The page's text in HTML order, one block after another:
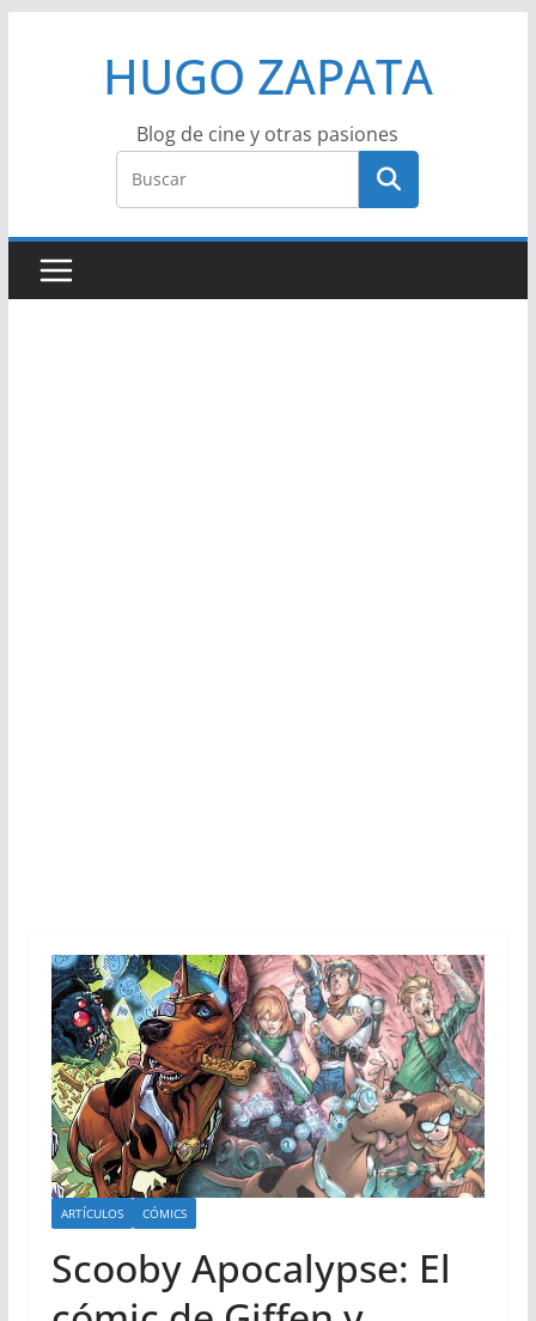
HUGO ZAPATA
Blog de cine y otras pasiones
ARTÍCULOS CÓMICS
Scooby Apocalypse: El